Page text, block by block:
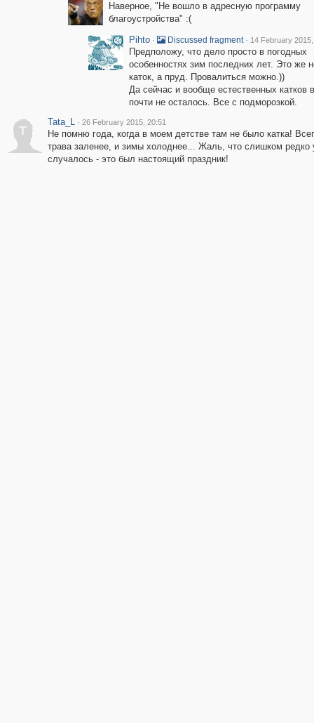
Наверное, "Не вошло в адресную программу
благоустройства" :(
Pihto · Discussed fragment · 14 February
Предположу, что дело просто в погодных
особенностях зим последних лет. Это же
каток, а пруд. Провалиться можно.))
Да сейчас и вообще естественных катков
почти не осталось. Все с подморозкой.
T
Tata_L · 26 February 2015, 20:51
Не помню года, когда в моем детстве там не было катка!
трава заленее, и зимы холоднее... Жаль, что слишком редко
случалось - это был настоящий праздник!